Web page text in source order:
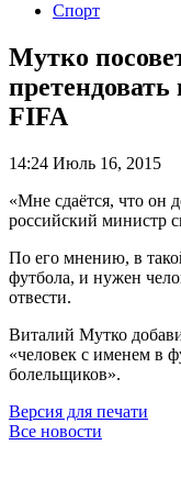
Спорт
Мутко
претендовать
FIFA
14:24 Июль 16, 2015
«Мне сдаётся, что он
российский министр
По его мнению, в
футбола, и нужен
отвести.
Виталий Мутко
«человек с именем в
болельщиков».
Версия для печати
Все новости